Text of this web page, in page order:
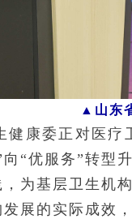
▲山东
康委正对医
“优服务”转型
为基层卫生机
展的实际成效